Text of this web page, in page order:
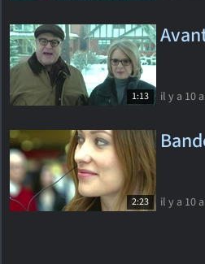
1:13 il y a 10
2:23 il y a 10